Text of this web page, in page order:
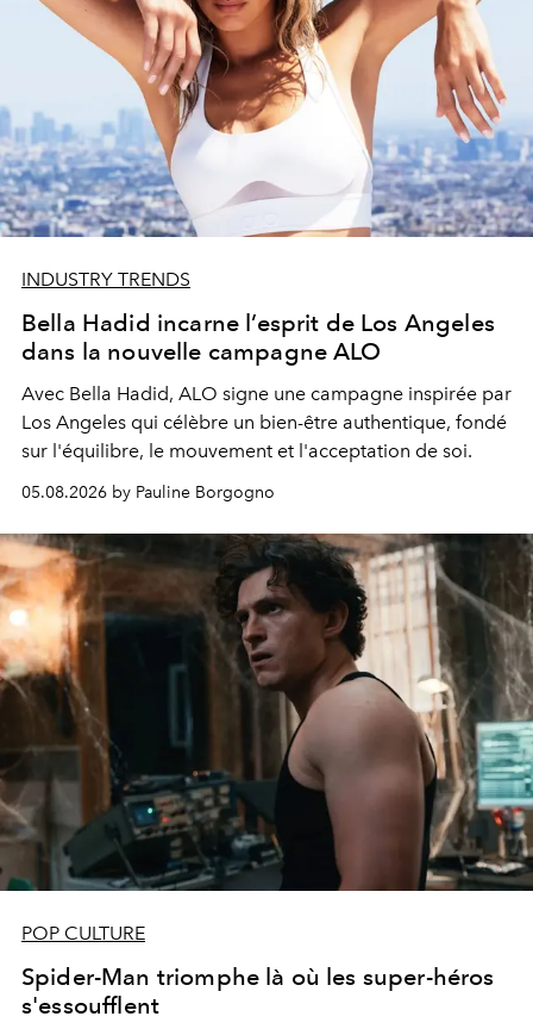
INDUSTRY TRENDS
Bella Hadid incarne l’esprit de Los Angeles
dans la nouvelle campagne ALO
Avec Bella Hadid, ALO signe une campagne inspirée par
Los Angeles qui célèbre un bien-être authentique, fondé
sur l'équilibre, le mouvement et l'acceptation de soi.
05.08.2026 by Pauline Borgogno
POP CULTURE
Spider-Man triomphe là où les super-héros
s'essoufflent